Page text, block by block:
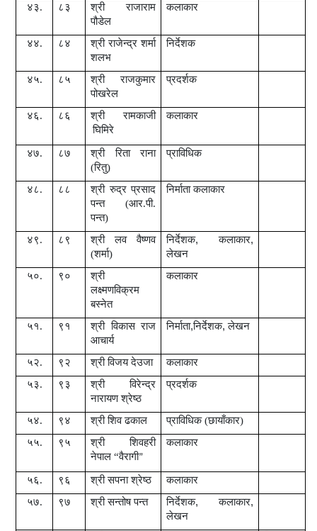
४३. ८३ श्री
राजाराम
पौडेल
कलाकार
४४. ८४ श्री राजेन्द्र शर्मा
शलभ
निर्देशक
४५. ८५ श्री
राजकुमार
पोखरेल
प्रदर्शक
४६. ८६
श्री रामकाजी
घिमिरे
कलाकार
४७. ८७ श्री
रिता राना
(रितु)
प्राविधिक
४८. ८८ श्री रुद्र प्रसाद
पन्त (आर.पी.
पन्त)
निर्माता कलाकार
४९. ८९ श्री
लव वैष्णव
(शर्मा)
निर्देशक,कलाकार,
लेखन
५०.
९०
श्री
लक्ष्मणविक्रम
बस्नेत
कलाकार
५१. ९१ श्री विकास राज
आचार्य
निर्माता,निर्देशक,लेखन
५२. ९२ श्री विजय देउजा
कलाकार
५३.
९३ श्री
विरेन्द्र
नारायण श्रेष्ठ
प्रदर्शक
५४. ९४ श्री शिव ढकाल
प्राविधिक (छायाँकार)
५५.
९५ श्री
शिवहरी
नेपाल “वैरागी”
कलाकार
५६. ९६ श्री सपना श्रेष्ठ
कलाकार
५७.
९७ श्री सन्तोष पन्त निर्देशक,कलाकार,
लेखन